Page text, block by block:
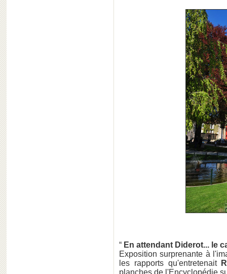
“ En attendant Diderot... le
Exposition surprenante à
les rapports qu'entretenait
planches de l'Encyclopédie